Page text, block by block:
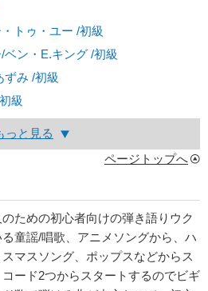
トゥ・ユー /初級
ベン・E.キング /初級
ずみ /初級
級
っと見る
ページトップへ
ための初心者向けの弾き語りウク
童謡/唱歌、アニメソングから、ハ
マスソング、ポップスなどからス
ード2つからスタートするのでビギ